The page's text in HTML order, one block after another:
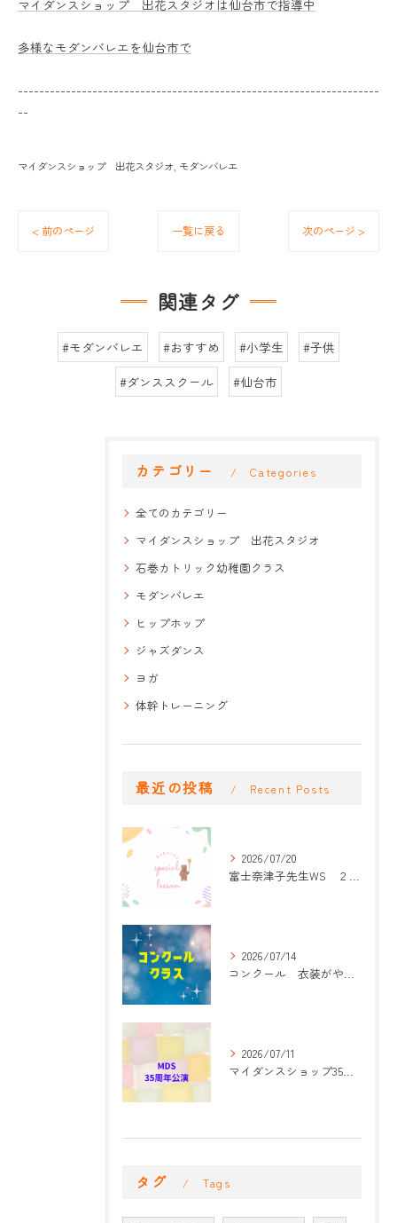
マイダンスショップ 出花スタジオは仙台市で指導中
多様なモダンバレエを仙台市で
--------------------------------------------------------------------
--
マイダンスショップ 出花スタジオ モダンバレエ
< 前のページ 一覧に戻る 次のページ >
関連タグ
#モダンバレエ #おすすめ #小学生
#子供
#ダンススクール
#仙台市
カテゴリー Categories
全てのカテゴリー
マイダンスショップ 出花スタジオ
石巻カトリック幼稚園クラス
モダンバレエ
ヒップホップ
ジャズダンス
ヨガ
体幹トレーニング
最近の投稿 Recent Posts
2026/07/20
富士奈津子先生WS ２回目
2026/07/14
コンクール 衣装がやって来た！
2026/07/11
マイダンスショップ35周年記念公演 振付開始
タグ Tags